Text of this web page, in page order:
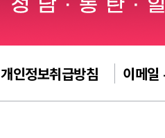
개인정보취급방침 이메일